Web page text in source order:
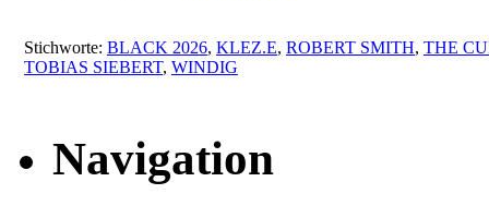
Stichworte: BLACK 2026, KLEZ.E, ROBERT SMITH, THE
TOBIAS SIEBERT, WINDIG
Navigation